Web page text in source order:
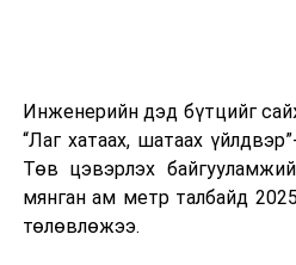
өдөр тутмын ажлын бэлэн
практик ур чадварыг
Сургалтыг танилцуулах
жишээнд суурилсан сургалт,
Инженерийн дэд бүтцийг
“Лаг хатаах, шатаах
Төв цэвэрлэх
мянган ам метр талбайд
төлөвлөжээ.